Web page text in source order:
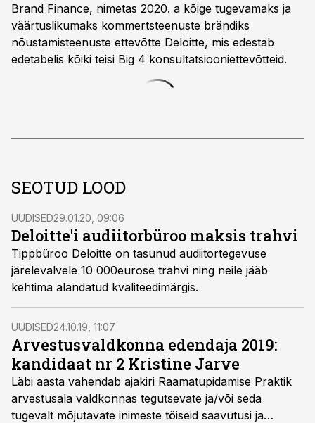
Brand Finance, nimetas 2020. a kõige tugevamaks ja
väärtuslikumaks kommertsteenuste brändiks
nõustamisteenuste ettevõtte Deloitte, mis edestab
edetabelis kõiki teisi Big 4 konsultatsiooniettevõtteid.
SEOTUD LOOD
UUDISED29.01.20, 09:06
Deloitte'i audiitorbüroo maksis trahvi
Tippbüroo Deloitte on tasunud audiitortegevuse
järelevalvele 10 000eurose trahvi ning neile jääb
kehtima alandatud kvaliteedimärgis.
UUDISED24.10.19, 11:07
Arvestusvaldkonna edendaja 2019:
kandidaat nr 2 Kristine Jarve
Läbi aasta vahendab ajakiri Raamatupidamise Praktik
arvestusala valdkonnas tegutsevate ja/või seda
tugevalt mõjutavate inimeste töiseid saavutusi ja